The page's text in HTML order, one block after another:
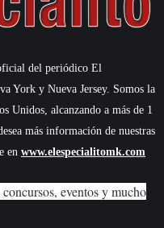
del periódico El
York y Nueva Jersey. Somos la
Unidos, alcanzando a más de 1
más información de nuestras
en www.elespecialitomk.com
eventos y mucho